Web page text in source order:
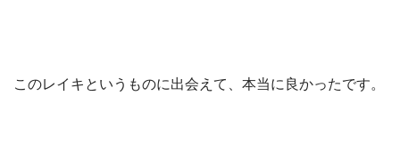
このレイキというものに出会えて、本当に良かったです。